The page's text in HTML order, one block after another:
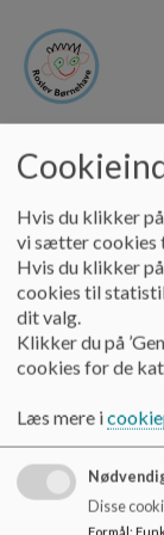
i
Gæstedag
Børnene tegner
At lege sammen
man kan er også
Der er forskellige
noget sammen.
Hvis man har lyst,
Hvis du klikker på
vi sætter cookies
Hvis du klikker
cookies til
dit valg.
Klikker du på
cookies for de
Læs mere i
Disse
Formål: